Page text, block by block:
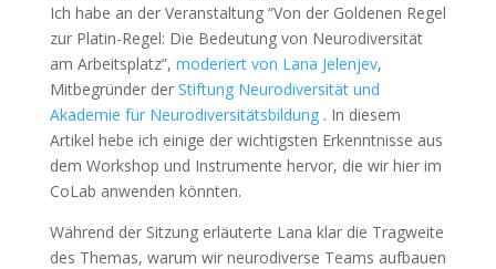
Ich habe an der Veranstaltung “Von der Goldenen Regel
zur Platin-Regel: Die Bedeutung von Neurodiversität
am Arbeitsplatz”, moderiert von Lana Jelenjev,
Mitbegründer der Stiftung Neurodiversität und
Akademie für Neurodiversitätsbildung. In diesem
Artikel hebe ich einige der wichtigsten Erkenntnisse aus
dem Workshop und Instrumente hervor, die wir hier im
CoLab anwenden könnten.
Während der Sitzung erläuterte Lana klar die Tragweite
des Themas, warum wir neurodiverse Teams aufbauen